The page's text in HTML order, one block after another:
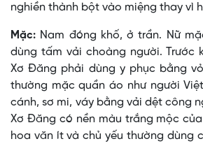
nghiền thành bột vào miệng thay vì
Mặc: Nam đóng khố, ở trần. Nữ
dùng tấm vải choàng người. Trước
Xơ Ðăng phải dùng y phục bằng
thường mặc quần áo như người
cánh, sơ mi, váy bằng vải dệt công
Xơ Ðăng có nền màu trắng mộc
hoa văn ít và chủ yếu thường dùng